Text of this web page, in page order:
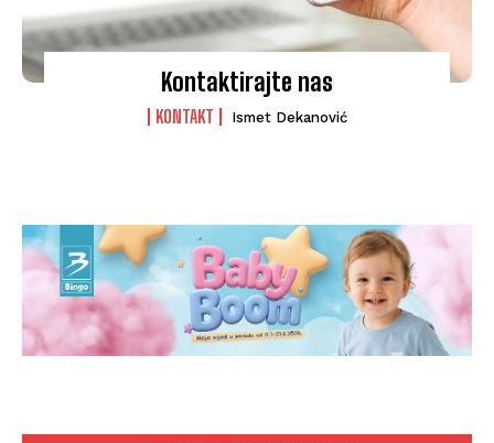
Kontaktirajte nas
KONTAKT Ismet Dekanović